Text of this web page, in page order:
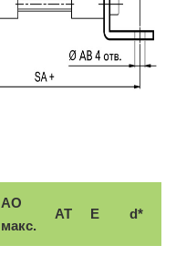
АО
макс.
AT E d*